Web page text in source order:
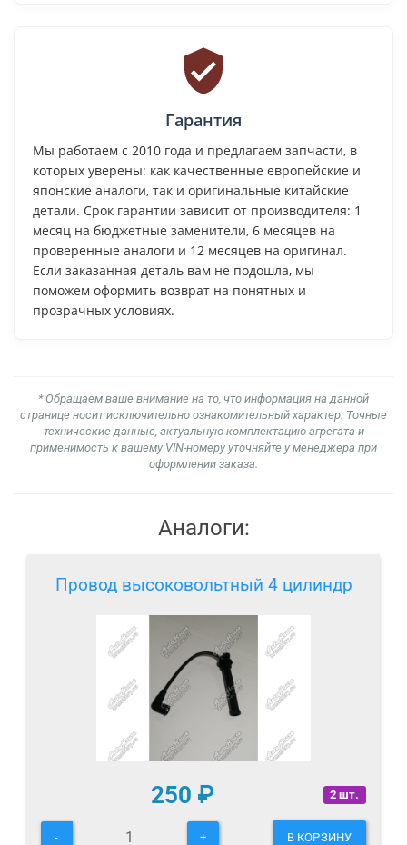
Гарантия
Мы работаем с 2010 года и предлагаем запчасти, в
которых уверены: как качественные европейские и
японские аналоги, так и оригинальные китайские
детали. Срок гарантии зависит от производителя: 1
месяц на бюджетные заменители, 6 месяцев на
проверенные аналоги и 12 месяцев на оригинал.
Если заказанная деталь вам не подошла, мы
поможем оформить возврат на понятных и
прозрачных условиях.
* Обращаем ваше внимание на то, что информация на данной
странице носит исключительно ознакомительный характер. Точные
технические данные, актуальную комплектацию агрегата и
применимость к вашему VIN-номеру уточняйте у менеджера при
оформлении заказа.
Аналоги:
Провод высоковольтный 4 цилиндр
2 шт.
250 ₽
- + В КОРЗИНУ